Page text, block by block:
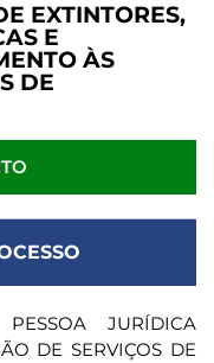
EXTINTORES,
E
ÀS
DE
JURÍDICA
DE SERVIÇOS DE